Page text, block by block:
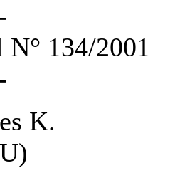
N° 134/2001
K.